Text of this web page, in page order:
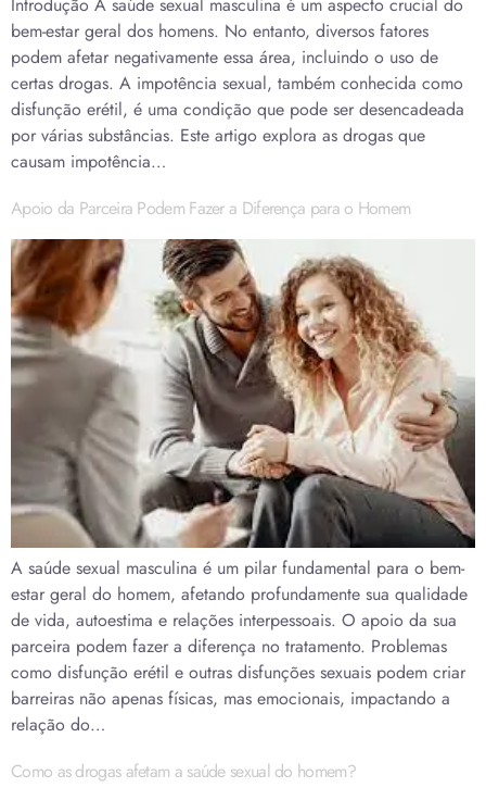
Introdução A saúde sexual masculina é um aspecto crucial do
bem-estar geral dos homens. No entanto, diversos fatores
podem afetar negativamente essa área, incluindo o uso de
certas drogas. A impotência sexual, também conhecida como
disfunção erétil, é uma condição que pode ser desencadeada
por várias substâncias. Este artigo explora as drogas que
causam impotência…
Apoio da Parceira Podem Fazer a Diferença para o Homem
A saúde sexual masculina é um pilar fundamental para o bem-
estar geral do homem, afetando profundamente sua qualidade
de vida, autoestima e relações interpessoais. O apoio da sua
parceira podem fazer a diferença no tratamento. Problemas
como disfunção erétil e outras disfunções sexuais podem criar
barreiras não apenas físicas, mas emocionais, impactando a
relação do…
Como as drogas afetam a saúde sexual do homem?